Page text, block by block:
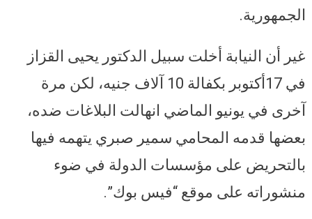
الجمهورية.
غير أن النيابة أخلت سبيل الدكتور يحيى القزاز
في 17أكتوبر بكفالة 10 آلاف جنيه، لكن مرة
آخرى في يونيو الماضي انهالت البلاغات ضده،
بعضها قدمه المحامي سمير صبري يتهمه فيها
بالتحريض على مؤسسات الدولة في ضوء
منشوراته على موقع “فيس بوك”.